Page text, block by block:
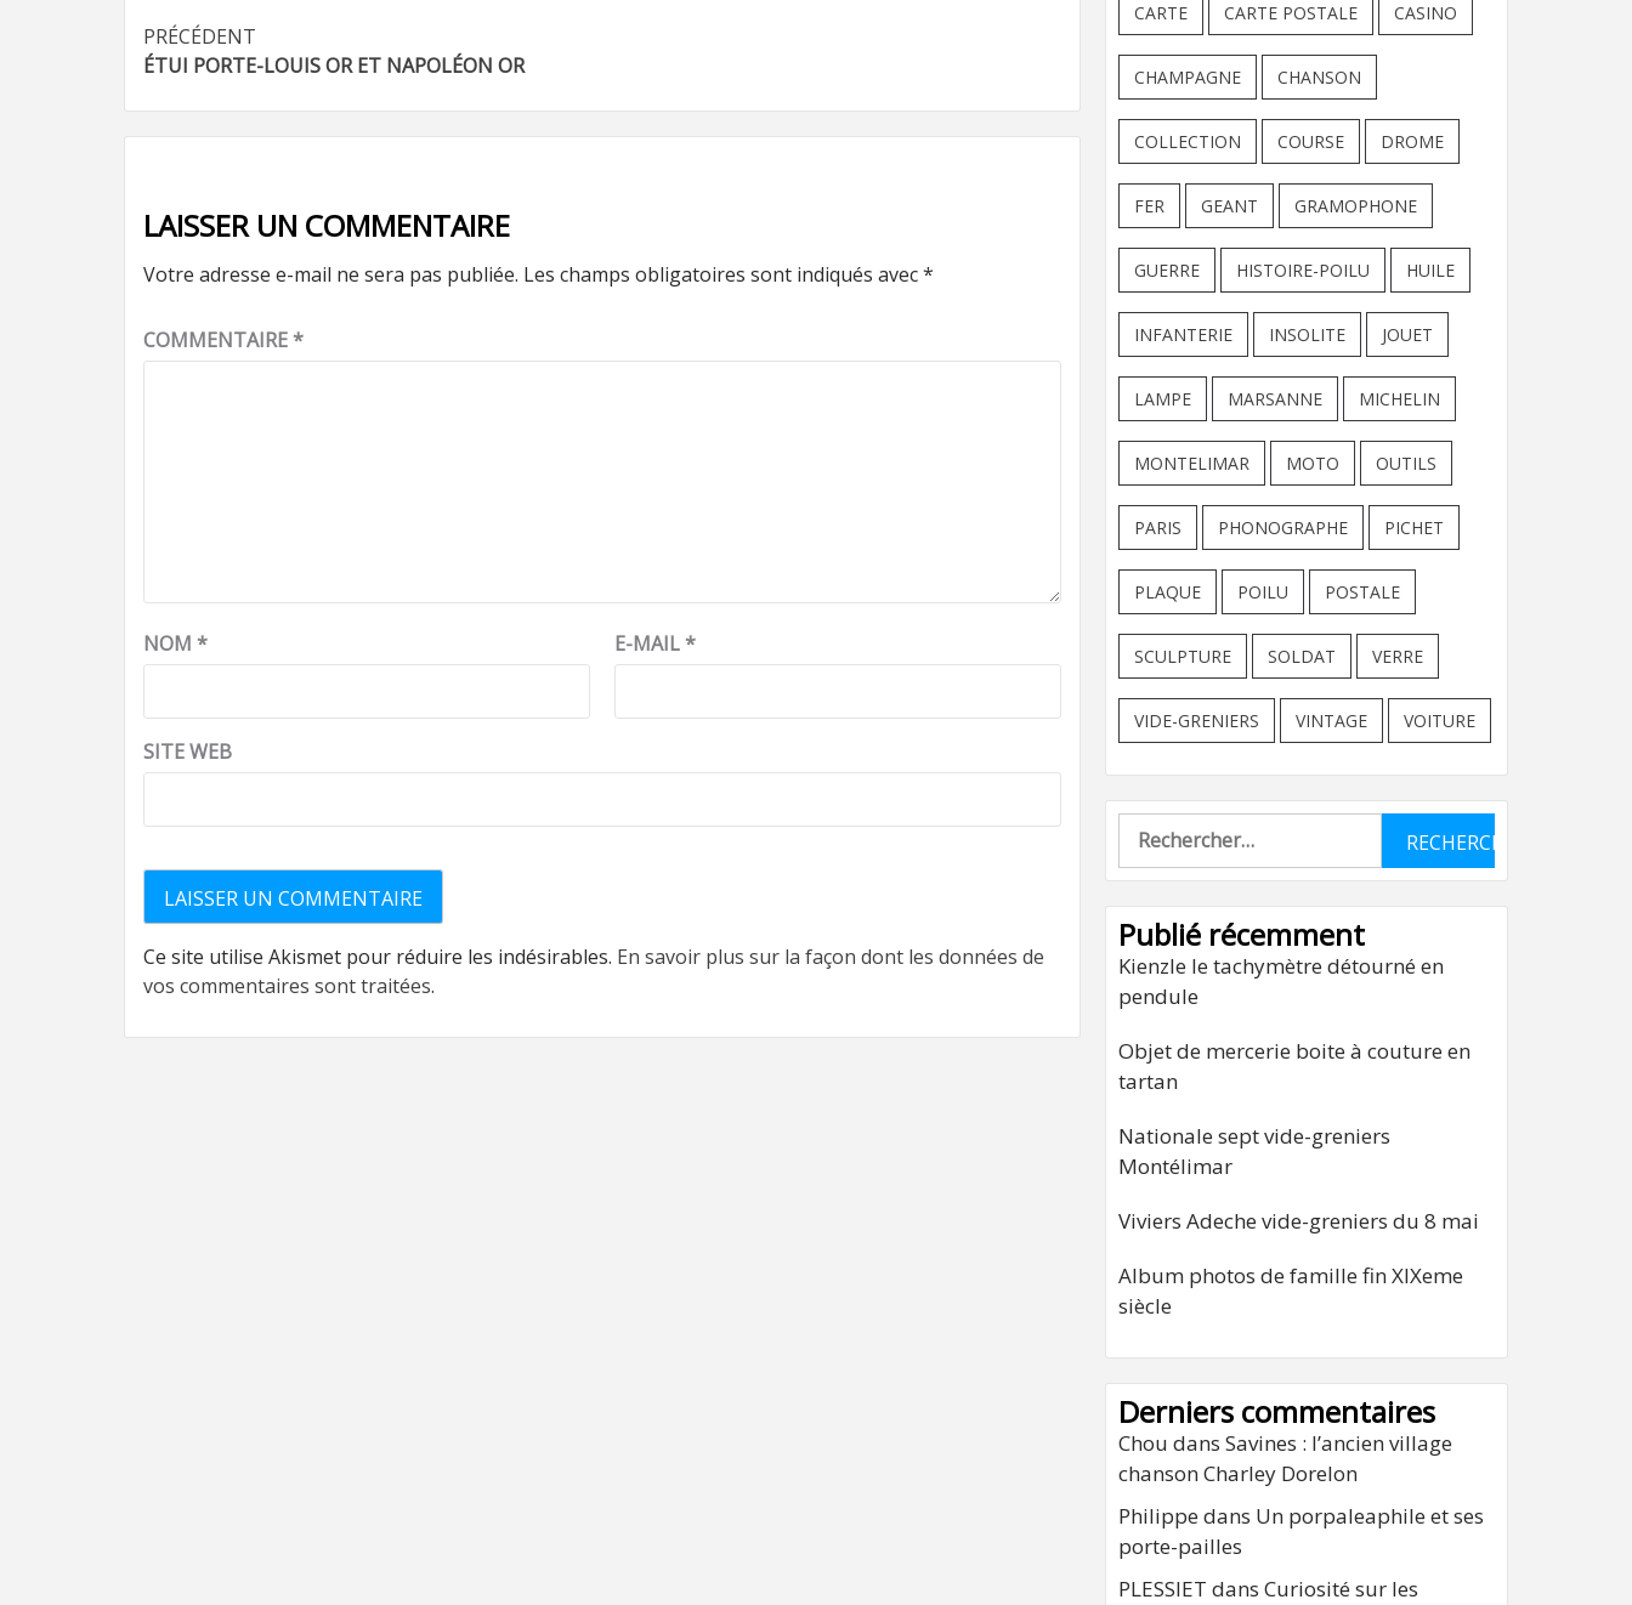
Navigation
d’article
PRÉCÉDENT
ÉTUI PORTE-LOUIS OR ET NAPOLÉON OR
LAISSER UN COMMENTAIRE
Votre adresse e-mail ne sera pas publiée. Les champs obligatoires sont indiqués avec*
COMMENTAIRE*
NOM * E-MAIL*
SITE WEB
Ce site utilise Akismet pour réduire les indésirables. En savoir plus sur la façon dont les données de
vos commentaires sont traitées.
CARTE CARTE POSTALE CASINO
CHAMPAGNE CHANSON
COLLECTION COURSE DROME
FER GEANT GRAMOPHONE
GUERRE HISTOIRE-POILU HUILE
INFANTERIE INSOLITE JOUET
LAMPE MARSANNE MICHELIN
MONTELIMAR MOTO OUTILS
PARIS PHONOGRAPHE PICHET
PLAQUE POILU POSTALE
SCULPTURE SOLDAT VERRE
VIDE-GRENIERS VINTAGE VOITURE
Rechercher :
Publié récemment
Kienzle le tachymètre détourné en
pendule
Objet de mercerie boite à couture en
tartan
Nationale sept vide-greniers
Montélimar
Viviers Adeche vide-greniers du 8 mai
Album photos de famille fin XIXeme
siècle
Derniers commentaires
Chou dans Savines : l’ancien village
chanson Charley Dorelon
Philippe dans Un porpaleaphile et ses
porte-pailles
PLESSIET dans Curiosité sur les